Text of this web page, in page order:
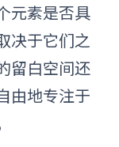
元素是否具
决于它们之
留白空间还
由地专注于